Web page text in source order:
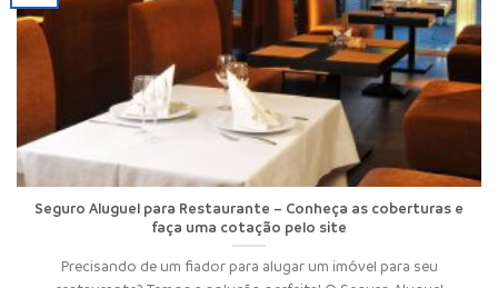
Seguro Aluguel para Restaurante – Conheça as coberturas e
faça uma cotação pelo site
Precisando de um fiador para alugar um imóvel para seu